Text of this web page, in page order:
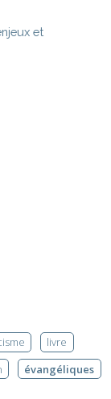
et
livre
évangéliques